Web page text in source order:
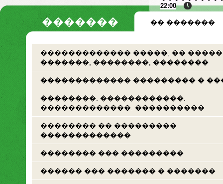
22:00
������� �� �������
������������� �����, ��
�������, ��������, ��������
������������� ��������� �
��������. ������������.
�������������. ����������
�������� �� ���������
�������������
�������� ��� ���������
������ ��� ������� � �������